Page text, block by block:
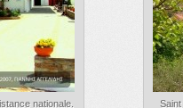
nationale.